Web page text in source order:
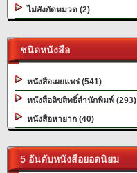
ไม่สังกัดหมวด (2)
ชนิดหนังสือ
หนังสือเผยแพร่ (541)
หนังสือลิขสิทธิ์สำนักพิมพ์ (293)
หนังสือหายาก (40)
5 อันดับหนังสือยอดนิยม